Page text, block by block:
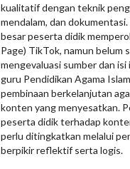
kualitatif dengan teknik
mendalam, dan
besar peserta didik
Page) TikTok, namun belum
mengevaluasi sumber dan
guru Pendidikan Agama
pembinaan berkelanjutan
konten yang menyesatkan.
peserta didik terhadap
perlu ditingkatkan melalui
berpikir reflektif serta logis.